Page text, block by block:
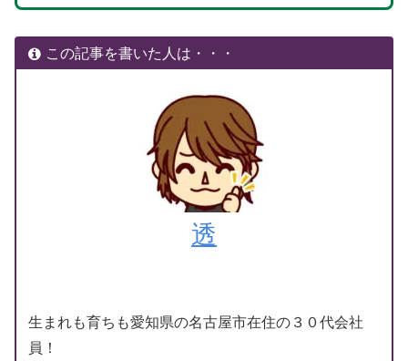
この記事を書いた人は・・・
透
生まれも育ちも愛知県の名古屋市在住の３０代会社
員！